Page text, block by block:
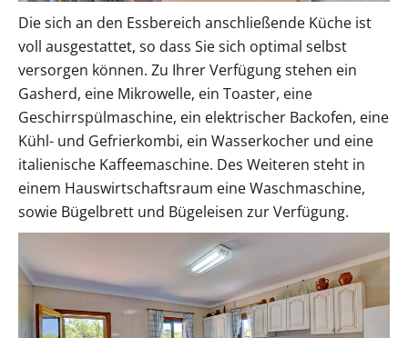
Die sich an den Essbereich anschließende Küche ist
voll ausgestattet, so dass Sie sich optimal selbst
versorgen können. Zu Ihrer Verfügung stehen ein
Gasherd, eine Mikrowelle, ein Toaster, eine
Geschirrspülmaschine, ein elektrischer Backofen, eine
Kühl- und Gefrierkombi, ein Wasserkocher und eine
italienische Kaffeemaschine. Des Weiteren steht in
einem Hauswirtschaftsraum eine Waschmaschine,
sowie Bügelbrett und Bügeleisen zur Verfügung.